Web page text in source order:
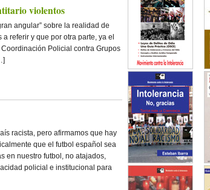
violentos
angular” sobre la realidad de
referir y que por otra parte, ya el
Policial contra Grupos
racista, pero afirmamos que hay
que el futbol español sea
en nuestro futbol, no atajados,
policial e institucional para